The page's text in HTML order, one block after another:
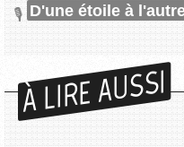
D'une étoile à
À LIRE AUSSI